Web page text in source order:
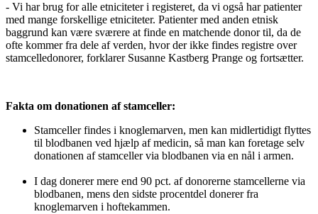
- Vi har brug for alle etniciteter i registeret, da vi også har patienter
med mange forskellige etniciteter. Patienter med anden etnisk
baggrund kan være sværere at finde en matchende donor til, da de
ofte kommer fra dele af verden, hvor der ikke findes registre over
stamcelledonorer, forklarer Susanne Kastberg Prange og fortsætter.
Fakta om donationen af stamceller:
Stamceller findes i knoglemarven, men kan midlertidigt flyttes
til blodbanen ved hjælp af medicin, så man kan foretage selv
donationen af stamceller via blodbanen via en nål i armen.
I dag donerer mere end 90 pct. af donorerne stamcellerne via
blodbanen, mens den sidste procentdel donerer fra
knoglemarven i hoftekammen.